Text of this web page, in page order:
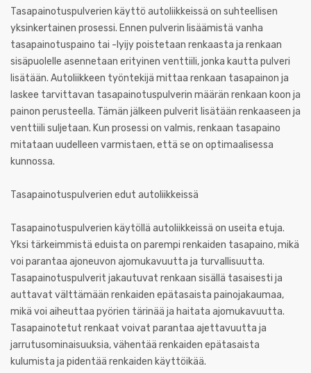
Tasapainotuspulverien käyttö autoliikkeissä on suhteellisen
yksinkertainen prosessi. Ennen pulverin lisäämistä vanha
tasapainotuspaino tai -lyijy poistetaan renkaasta ja renkaan
sisäpuolelle asennetaan erityinen venttiili, jonka kautta pulveri
lisätään. Autoliikkeen työntekijä mittaa renkaan tasapainon ja
laskee tarvittavan tasapainotuspulverin määrän renkaan koon ja
painon perusteella. Tämän jälkeen pulverit lisätään renkaaseen ja
venttiili suljetaan. Kun prosessi on valmis, renkaan tasapaino
mitataan uudelleen varmistaen, että se on optimaalisessa
kunnossa.
Tasapainotuspulverien edut autoliikkeissä
Tasapainotuspulverien käytöllä autoliikkeissä on useita etuja.
Yksi tärkeimmistä eduista on parempi renkaiden tasapaino, mikä
voi parantaa ajoneuvon ajomukavuutta ja turvallisuutta.
Tasapainotuspulverit jakautuvat renkaan sisällä tasaisesti ja
auttavat välttämään renkaiden epätasaista painojakaumaa,
mikä voi aiheuttaa pyörien tärinää ja haitata ajomukavuutta.
Tasapainotetut renkaat voivat parantaa ajettavuutta ja
jarrutusominaisuuksia, vähentää renkaiden epätasaista
kulumista ja pidentää renkaiden käyttöikää.